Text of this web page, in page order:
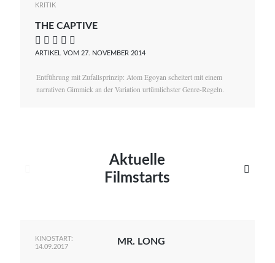
KRITIK
THE CAPTIVE
    
ARTIKEL VOM 27. NOVEMBER 2014
Entführung mit Zufallsprinzip: Atom Egoyan scheitert mit einem
narrativen Gimmick an der Variation urtümlichster Genre-Regeln.
Aktuelle
Filmstarts

KINOSTART:
14.09.2017
MR. LONG